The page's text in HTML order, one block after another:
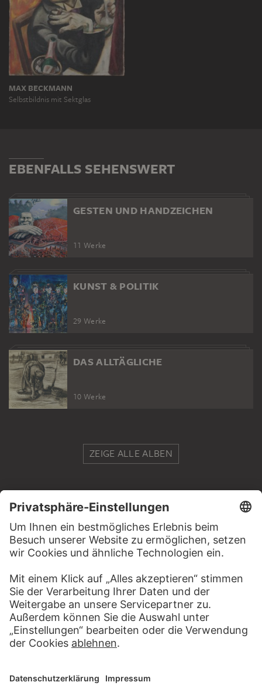
MAX BECKMANN
Selbstbildnis mit Sektglas
EBENFALLS SEHENSWERT
GESTEN UND HANDZEICHEN
11 Werke
KUNST & POLITIK
29 Werke
DAS ALLTÄGLICHE
10 Werke
ZEIGE ALLE ALBEN
RECHTLICHES
Impressum
Datenschutz
Copyright © 2026 Städel Museum
DIGITALE SAMMLUNG
Startseite
Werke
Künstler